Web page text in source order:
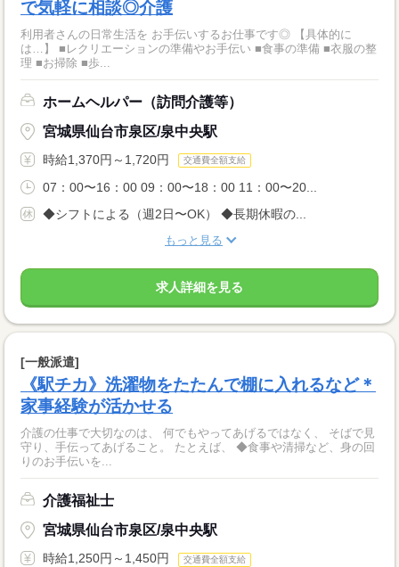
で気軽に相談◎介護
利用者さんの日常生活を お手伝いするお仕事です◎ 【具体的に
は…】 ■レクリエーションの準備やお手伝い ■食事の準備 ■衣服の整
理 ■お掃除 ■歩...
ホームヘルパー（訪問介護等）
宮城県仙台市泉区/泉中央駅
時給1,370円～1,720円 交通費全額支給
07：00〜16：00 09：00〜18：00 11：00〜20...
◆シフトによる（週2日〜OK） ◆長期休暇の...
もっと見る
求人詳細を見る
[一般派遣]
《駅チカ》洗濯物をたたんで棚に入れるなど＊
家事経験が活かせる
介護の仕事で大切なのは、 何でもやってあげるではなく、 そばで見
守り、手伝ってあげること。 たとえば、 ◆食事や清掃など、身の回
りのお手伝いを...
介護福祉士
宮城県仙台市泉区/泉中央駅
時給1,250円～1,450円 交通費全額支給